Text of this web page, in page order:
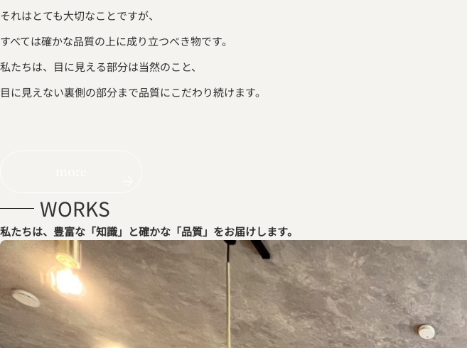
それはとても大切なことですが、
すべては確かな品質の上に成り立つべき物です。
私たちは、目に見える部分は当然のこと、
目に見えない裏側の部分まで品質にこだわり続けます。
WORKS
私たちは、豊富な「知識」と確かな「品質」をお届けします。